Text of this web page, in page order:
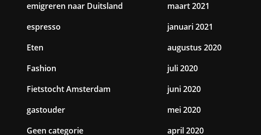
emigreren naar Duitsland
espresso
Eten
Fashion
Fietstocht Amsterdam
gastouder
Geen categorie
maart 2021
januari 2021
augustus 2020
juli 2020
juni 2020
mei 2020
april 2020